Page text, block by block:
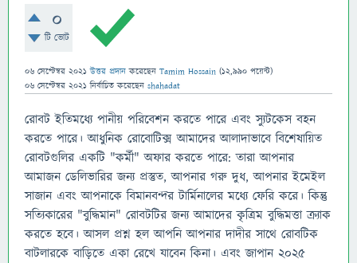
0
টি ভোট
06 সেপ্টেম্বর 2021 উত্তর প্রদান করেছেন Tamim Hossain (12,990 পয়েন্ট)
06 সেপ্টেম্বর 2021 নির্বাচিত করেছেন shahadat
রোবট ইতিমধ্যে পানীয় পরিবেশন করতে পারে এবং স্যুটকেস বহন
করতে পারে। আধুনিক রোবোটিক্স আমাদের আলাদাভাবে বিশেষায়িত
রোবটগুলির একটি "কর্মী" অফার করতে পারে: তারা আপনার
আমাজন ডেলিভারির জন্য প্রস্তুত, আপনার গরু দুধ, আপনার ইমেইল
সাজান এবং আপনাকে বিমানবন্দর টার্মিনালের মধ্যে ফেরি করে। কিন্তু
সত্যিকারের "বুদ্ধিমান" রোবটটির জন্য আমাদের কৃত্রিম বুদ্ধিমত্তা ক্র্যাক
করতে হবে। আসল প্রশ্ন হল আপনি আপনার দাদীর সাথে রোবটিক
বাটলারকে বাড়িতে একা রেখে যাবেন কিনা। এবং জাপান 2025